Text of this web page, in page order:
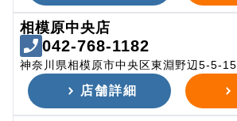
相模原中央店
042-768-1182
神奈川県相模原市中央区東淵野辺5-5-15
店舗詳細